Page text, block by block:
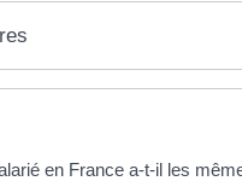
en France a-t-il les